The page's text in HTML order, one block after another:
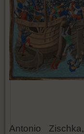
Antonio